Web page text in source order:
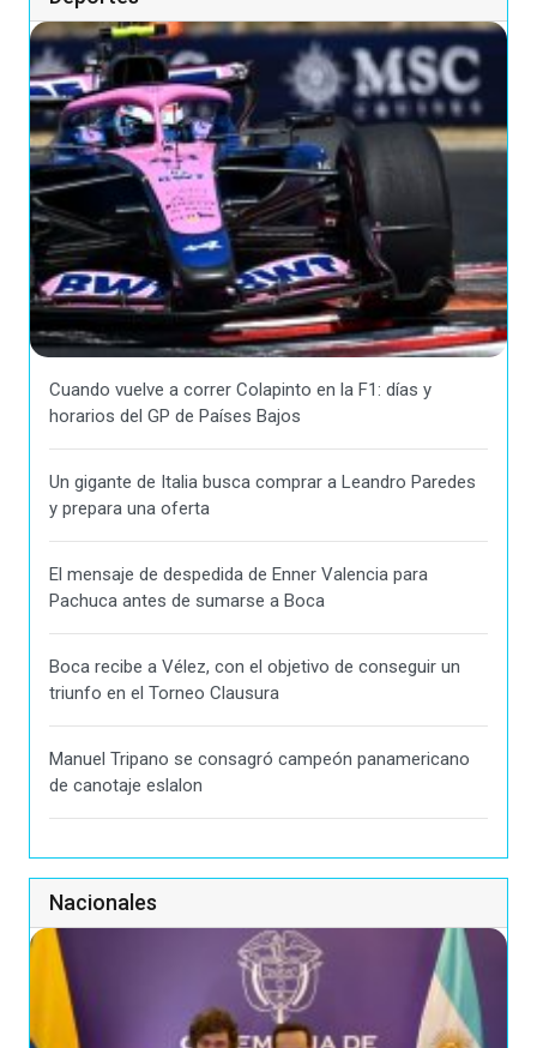
Cuando vuelve a correr Colapinto en la F1: días y
horarios del GP de Países Bajos
Un gigante de Italia busca comprar a Leandro Paredes
y prepara una oferta
El mensaje de despedida de Enner Valencia para
Pachuca antes de sumarse a Boca
Boca recibe a Vélez, con el objetivo de conseguir un
triunfo en el Torneo Clausura
Manuel Tripano se consagró campeón panamericano
de canotaje eslalon
Nacionales